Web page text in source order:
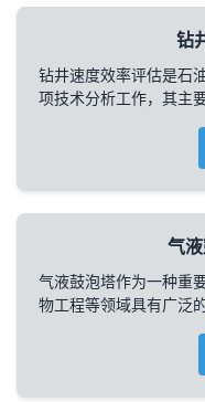
钻
钻井速度效率评估是石
项技术分析工作，其主
气
气液鼓泡塔作为一种重
物工程等领域具有广泛